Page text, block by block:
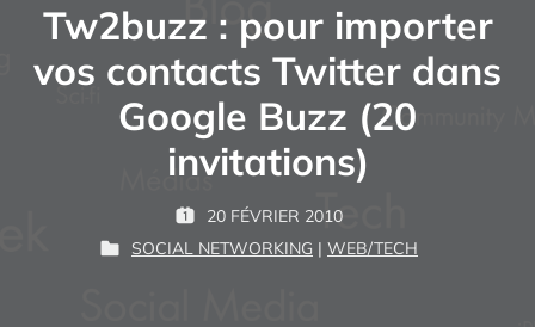
Tw2buzz : pour importer
vos contacts Twitter dans
Google Buzz (20
invitations)
P
U
20 FÉVRIER 2010
A
G
P
SOCIAL NETWORKING | WEB/TECH